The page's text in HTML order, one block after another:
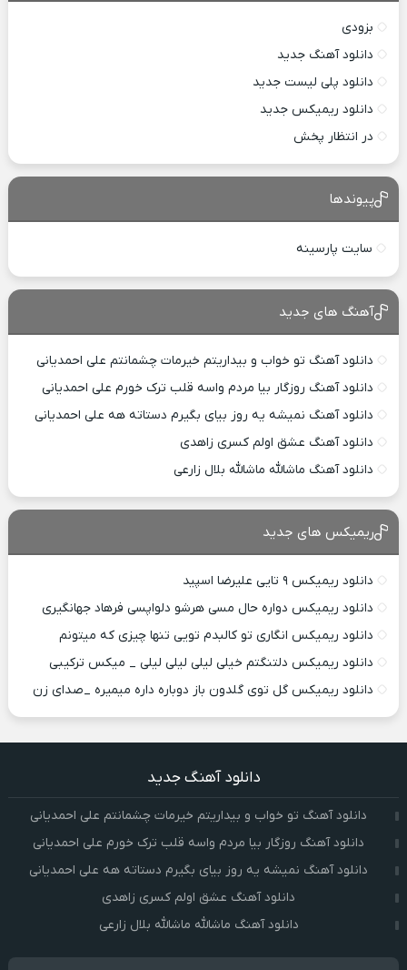
بزودی
دانلود آهنگ جدید
دانلود پلی لیست جدید
دانلود ریمیکس جدید
در انتظار پخش
پیوندها
سایت پارسینه
آهنگ های جدید
دانلود آهنگ تو خواب و بیداریتم خیرمات چشمانتم علی احمدیانی
دانلود آهنگ روزگار بیا مردم واسه قلب ترک خورم علی احمدیانی
دانلود آهنگ نمیشه یه روز بیای بگیرم دستاته هه علی احمدیانی
دانلود آهنگ عشق اولم کسری زاهدی
دانلود آهنگ ماشالله ماشالله بلال زارعی
ریمیکس های جدید
دانلود ریمیکس ۹ تایی علیرضا اسپید
دانلود ریمیکس دواره حال مسی هرشو دلواپسی فرهاد جهانگیری
دانلود ریمیکس انگاری تو کالبدم تویی تنها چیزی که میتونم
دانلود ریمیکس دلتنگتم خیلی لیلی لیلی لیلی _ میکس ترکیبی
دانلود ریمیکس گل توی گلدون باز دوباره داره میمیره _صدای زن
دانلود آهنگ جدید
دانلود آهنگ تو خواب و بیداریتم خیرمات چشمانتم علی احمدیانی
دانلود آهنگ روزگار بیا مردم واسه قلب ترک خورم علی احمدیانی
دانلود آهنگ نمیشه یه روز بیای بگیرم دستاته هه علی احمدیانی
دانلود آهنگ عشق اولم کسری زاهدی
دانلود آهنگ ماشالله ماشالله بلال زارعی